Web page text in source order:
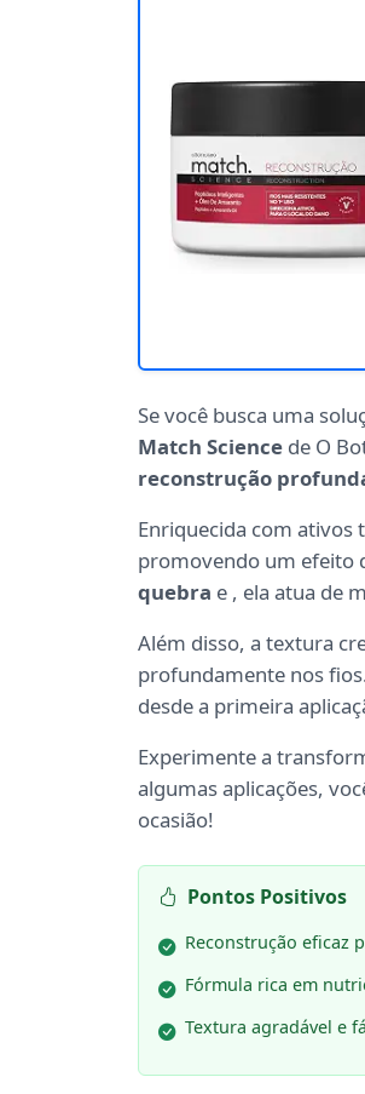
Se você busca uma
Match Science de O
reconstrução
Enriquecida com ativos
promovendo um efeito
quebra e , ela atua de
Além disso, a textura
profundamente nos
desde a primeira
Experimente a
algumas aplicações,
ocasião!
Pontos Positivos
Reconstrução eficaz
Fórmula rica em
Textura agradável e